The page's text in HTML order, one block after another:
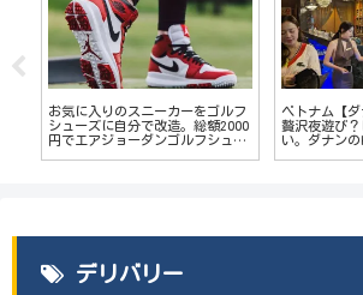
お気に入りのスニーカーをゴルフ
シューズに自分で改造。総額2000
円でエアジョーダンゴルフシュー
ベトナム【ダ
贅沢夜遊び
い。ダナンの
デリバリー